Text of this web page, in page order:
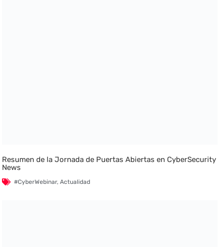
Resumen de la Jornada de Puertas Abiertas en CyberSecurity
News
#CyberWebinar,Actualidad